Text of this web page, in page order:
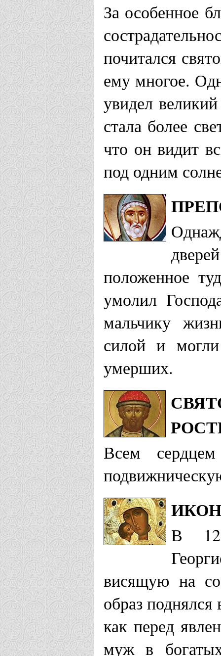
За особенное
почитался
ему многое.
увидел
стала более
что он видит
под одним
положенное
умолил
мальчику
силой и
умерших.
Всем
В
висящую на
образ
как перед
муж в